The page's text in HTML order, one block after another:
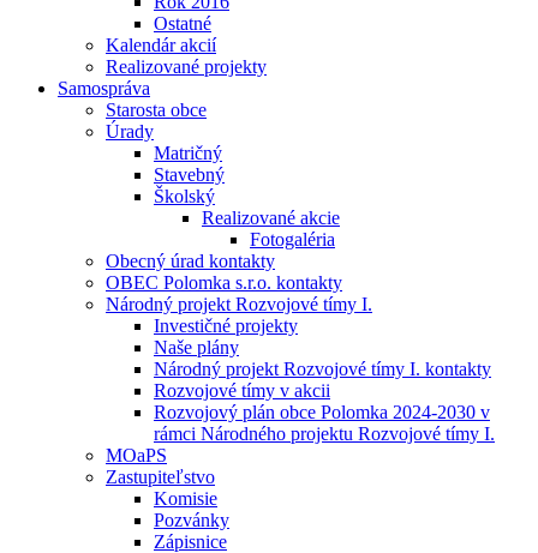
Ostatné
Kalendár akcií
Realizované projekty
Samospráva
Starosta obce
Úrady
Matričný
Stavebný
Školský
Realizované akcie
Fotogaléria
Obecný úrad kontakty
OBEC Polomka s.r.o. kontakty
Národný projekt Rozvojové tímy I.
Investičné projekty
Naše plány
Národný projekt Rozvojové tímy I. kontakty
Rozvojové tímy v akcii
Rozvojový plán obce Polomka 2024-2030 v
rámci Národného projektu Rozvojové tímy I.
MOaPS
Zastupiteľstvo
Komisie
Pozvánky
Zápisnice